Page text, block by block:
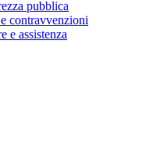
pubblica
contravvenzioni
e assistenza